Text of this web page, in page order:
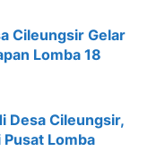
Cileungsir Gelar
Lomba 18
Desa Cileungsir,
Pusat Lomba